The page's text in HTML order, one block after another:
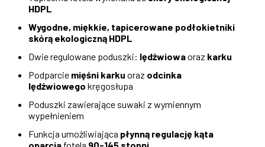
HDPL
Wygodne, miękkie, tapicerowane podłokietniki
skórą ekologiczną HDPL
Dwie regulowane poduszki: lędźwiowaoraz karku
Podparcie mięśni karku oraz odcinka
lędźwiowego kręgosłupa
Poduszki zawierające suwaki z wymiennym
wypełnieniem
Funkcja umożliwiająca płynną regulację kąta